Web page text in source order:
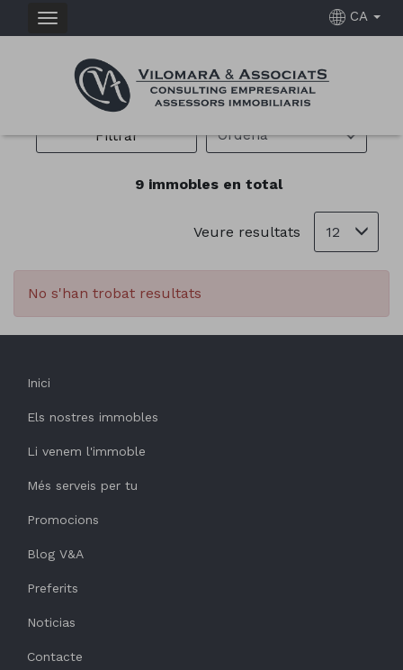
CA
IMMOBLES EN VENDA EN SANT SADURNÍ
D'ANOIA
Filtrar Ordena
9 immobles en total
Veure resultats 12
No s'han trobat resultats
Inici
Els nostres immobles
Li venem l'immoble
Més serveis per tu
Promocions
Blog V&A
Preferits
Noticias
Contacte